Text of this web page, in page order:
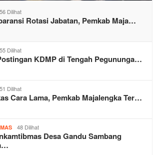
56 Dilihat
Rotasi Jabatan, Pemkab Maja…
55 Dilihat
KDMP di Tengah Pegununga…
51 Dilihat
Cara Lama, Pemkab Majalengka Ter…
48 Dilihat
Desa Gandu Sambang